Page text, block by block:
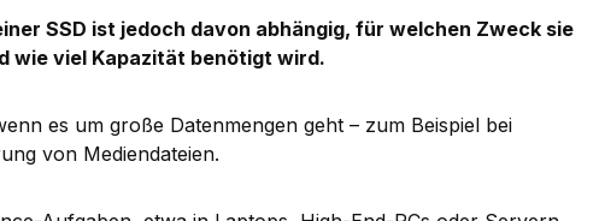
SSD ist jedoch davon abhängig, für welchen Zweck sie
wie viel Kapazität benötigt wird.
es um große Datenmengen geht – zum Beispiel bei
von Mediendateien.